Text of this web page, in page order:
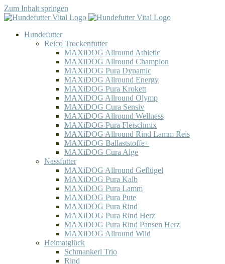
Zum Inhalt springen
Hundefutter
Reico Trockenfutter
MAXiDOG Allround Athletic
MAXiDOG Allround Champion
MAXiDOG Pura Dynamic
MAXiDOG Allround Energy
MAXiDOG Pura Krokett
MAXiDOG Allround Olymp
MAXiDOG Cura Sensiv
MAXiDOG Allround Wellness
MAXiDOG Pura Fleischmix
MAXiDOG Allround Rind Lamm Reis
MAXiDOG Ballaststoffe+
MAXiDOG Cura Alge
Nassfutter
MAXiDOG Allround Geflügel
MAXiDOG Pura Kalb
MAXiDOG Pura Lamm
MAXiDOG Pura Pute
MAXiDOG Pura Rind
MAXiDOG Pura Rind Herz
MAXiDOG Pura Rind Pansen Herz
MAXiDOG Allround Wild
Heimatglück
Schmankerl Trio
Rind